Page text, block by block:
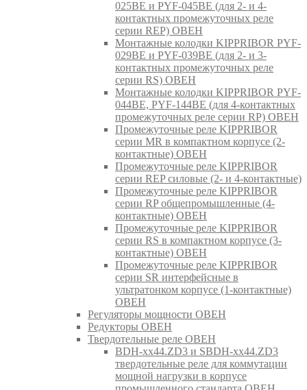
025BE и PYF-045BE (для 2- и 4-
контактных промежуточных реле
серии REP) ОВЕН
Монтажные колодки KIPPRIBOR PYF-
029BE и PYF-039BE (для 2- и 3-
контактных промежуточных реле
серии RS) ОВЕН
Монтажные колодки KIPPRIBOR PYF-
044BE, PYF-144BE (для 4-контактных
промежуточных реле серии RP) ОВЕН
Промежуточные реле KIPPRIBOR
серии MR в компактном корпусе (2-
контактные) ОВЕН
Промежуточные реле KIPPRIBOR
серии REP силовые (2- и 4-контактные)
Промежуточные реле KIPPRIBOR
серии RP общепромышленные (4-
контактные) ОВЕН
Промежуточные реле KIPPRIBOR
серии RS в компактном корпусе (3-
контактные) ОВЕН
Промежуточные реле KIPPRIBOR
серии SR интерфейсные в
ультратонком корпусе (1-контактные)
ОВЕН
Регуляторы мощности ОВЕН
Редукторы ОВЕН
Твердотельные реле ОВЕН
BDH-xx44.ZD3 и SBDH-xx44.ZD3
твердотельные реле для коммутации
мощной нагрузки в корпусе